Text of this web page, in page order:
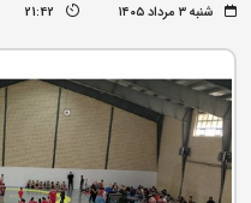
شنبه ۳ مرداد ۱۴۰۵ 21:42